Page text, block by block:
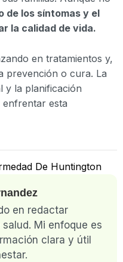
de los síntomas y el
la calidad de vida.
en tratamientos y,
prevención o cura. La
y la planificación
enfrentar esta
De Huntington
en redactar
Mi enfoque es
clara y útil